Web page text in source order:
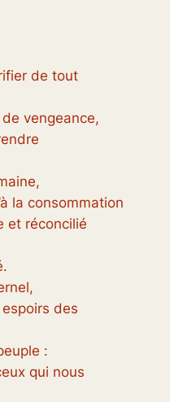
de tout
vengeance,
la consommation
et réconcilié
des
:
qui nous